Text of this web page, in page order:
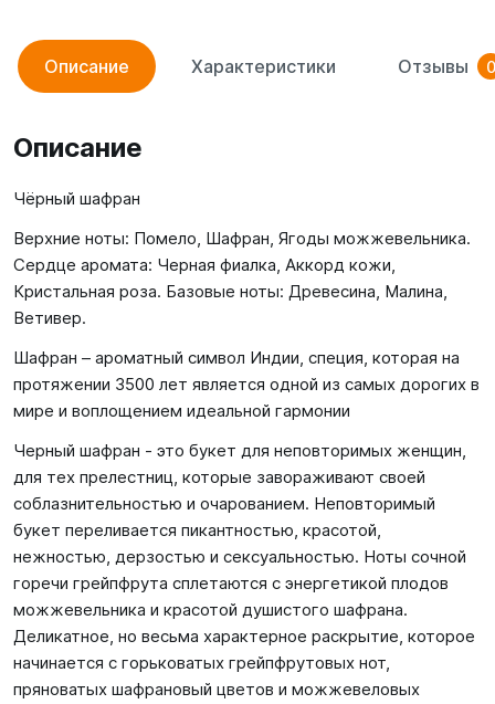
Описание Характеристики Отзывы 0
Описание
Чёрный шафран
Верхние ноты: Помело, Шафран, Ягоды можжевельника.
Сердце аромата: Черная фиалка, Аккорд кожи,
Кристальная роза. Базовые ноты: Древесина, Малина,
Ветивер.
Шафран – ароматный символ Индии, специя, которая на
протяжении 3500 лет является одной из самых дорогих в
мире и воплощением идеальной гармонии
Черный шафран - это букет для неповторимых женщин,
для тех прелестниц, которые завораживают своей
соблазнительностью и очарованием. Неповторимый
букет переливается пикантностью, красотой,
нежностью, дерзостью и сексуальностью. Ноты сочной
горечи грейпфрута сплетаются с энергетикой плодов
можжевельника и красотой душистого шафрана.
Деликатное, но весьма характерное раскрытие, которое
начинается с горьковатых грейпфрутовых нот,
пряноватых шафрановый цветов и можжевеловых